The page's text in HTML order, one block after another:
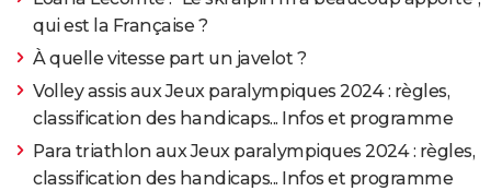
qui est la Française ?
À quelle vitesse part un javelot ?
Volley assis aux Jeux paralympiques 2024 : règles,
classification des handicaps... Infos et programme
Para triathlon aux Jeux paralympiques 2024 : règles,
classification des handicaps... Infos et programme